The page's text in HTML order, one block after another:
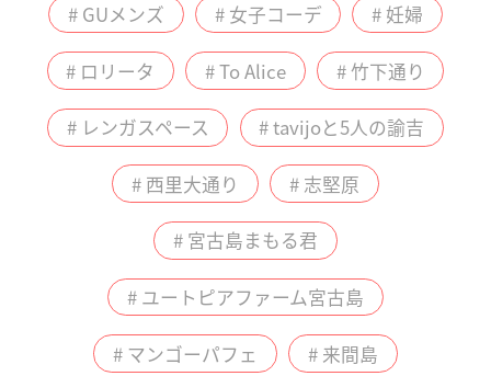
# GUメンズ # 女子コーデ # 妊婦
# ロリータ # To Alice # 竹下通り
# レンガスペース # tavijoと5人の諭吉
# 西里大通り # 志堅原
# 宮古島まもる君
# ユートピアファーム宮古島
# マンゴーパフェ # 来間島